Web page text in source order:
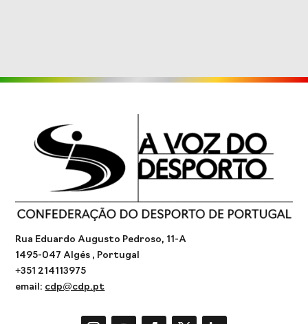
Rua Eduardo Augusto Pedroso, 11-A
1495-047 Algés , Portugal
+351 214113975
email: cdp@cdp.pt